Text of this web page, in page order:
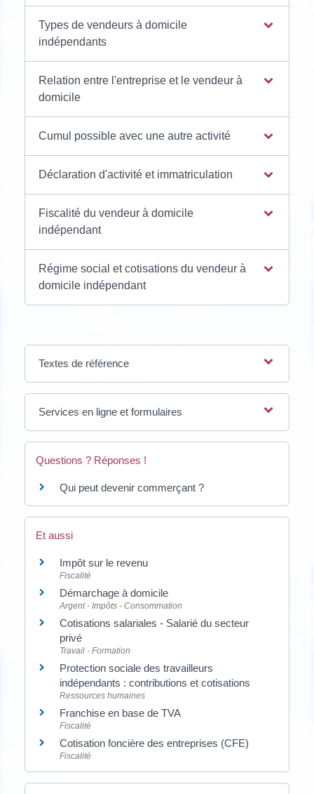
Types de vendeurs à domicile
indépendants
Relation entre l'entreprise et le vendeur à
domicile
Cumul possible avec une autre activité
Déclaration d'activité et immatriculation
Fiscalité du vendeur à domicile
indépendant
Régime social et cotisations du vendeur à
domicile indépendant
Textes de référence
Services en ligne et formulaires
Questions ? Réponses !
Qui peut devenir commerçant ?
Et aussi
Impôt sur le revenu
Fiscalité
Démarchage à domicile
Argent - Impôts - Consommation
Cotisations salariales - Salarié du secteur
privé
Travail - Formation
Protection sociale des travailleurs
indépendants : contributions et cotisations
Ressources humaines
Franchise en base de TVA
Fiscalité
Cotisation foncière des entreprises (CFE)
Fiscalité